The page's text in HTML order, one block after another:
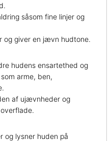
såsom fine linjer og
og giver en jævn hudtone.
hudens ensartethed og
arme, ben,
af ujævnheder og
og lysner huden på